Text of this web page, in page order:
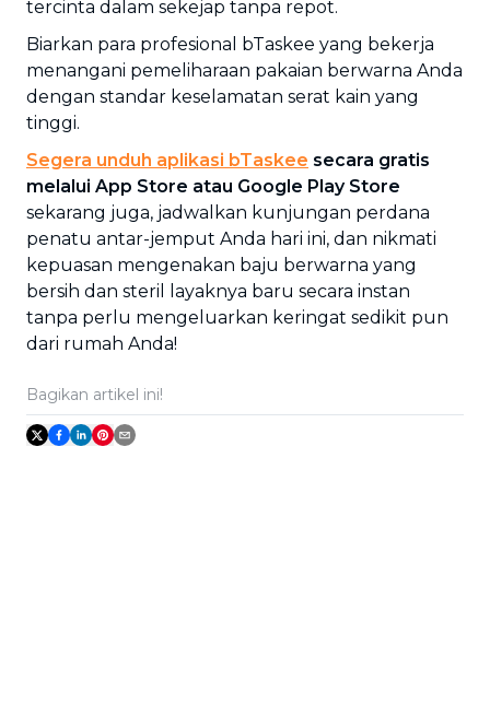
tercinta dalam sekejap tanpa repot.
Biarkan para profesional bTaskee yang bekerja
menangani pemeliharaan pakaian berwarna Anda
dengan standar keselamatan serat kain yang
tinggi.
Segera unduh aplikasi bTaskee secara gratis
melalui App Store atau Google Play Store
sekarang juga, jadwalkan kunjungan perdana
penatu antar-jemput Anda hari ini, dan nikmati
kepuasan mengenakan baju berwarna yang
bersih dan steril layaknya baru secara instan
tanpa perlu mengeluarkan keringat sedikit pun
dari rumah Anda!
Bagikan artikel ini!